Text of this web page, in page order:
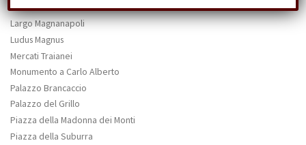
Foro di Traiano
Largo Magnanapoli
Ludus Magnus
Mercati Traianei
Monumento a Carlo Alberto
Palazzo Brancaccio
Palazzo del Grillo
Piazza della Madonna dei Monti
Piazza della Suburra